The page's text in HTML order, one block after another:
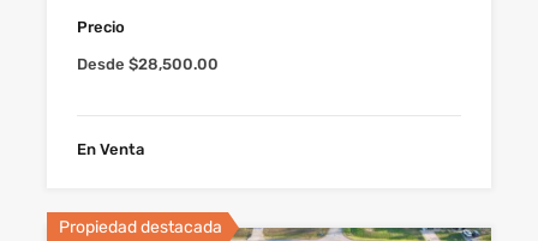
Precio
Desde $28,500.00
En Venta
Propiedad destacada